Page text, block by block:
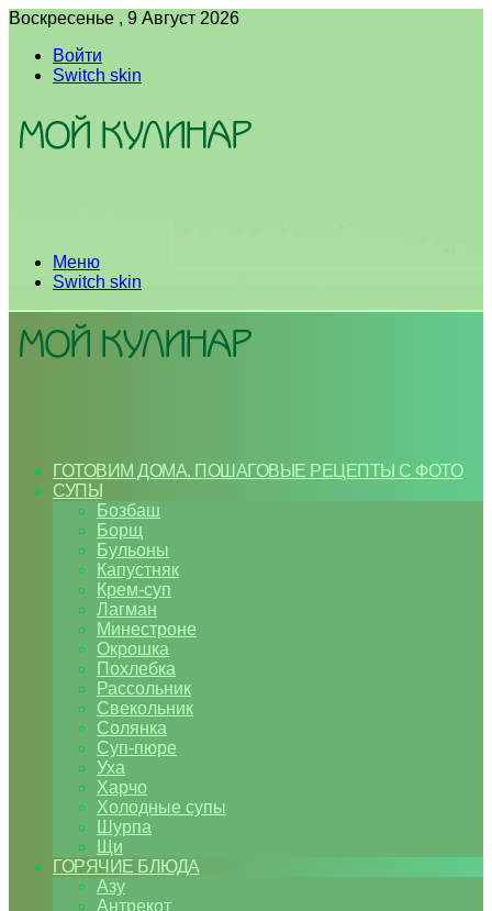
Воскресенье , 9 Август 2026
Войти
Switch skin
Меню
Switch skin
ГОТОВИМ ДОМА. ПОШАГОВЫЕ РЕЦЕПТЫ С ФОТО
СУПЫ
Бозбаш
Борщ
Бульоны
Капустняк
Крем-суп
Лагман
Минестроне
Окрошка
Похлебка
Рассольник
Свекольник
Солянка
Суп-пюре
Уха
Харчо
Холодные супы
Шурпа
Щи
ГОРЯЧИЕ БЛЮДА
Азу
Антрекот